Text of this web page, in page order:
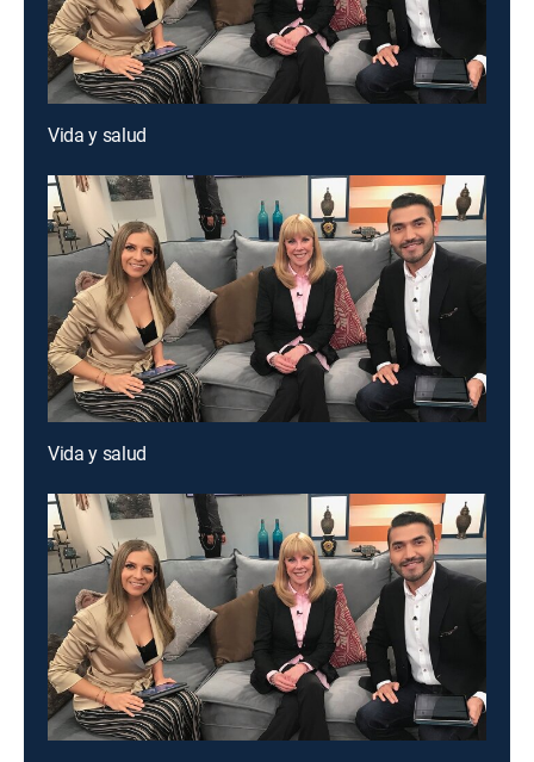
Vida y salud
Vida y salud